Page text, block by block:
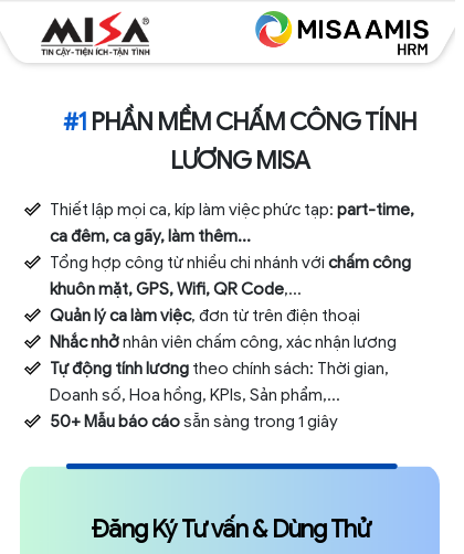
Thiết lập mọi ca, kíp làm việc phức tạp: part-time,
ca đêm, ca gãy, làm thêm...
Tổng hợp công từ nhiều chi nhánh với chấm công
khuôn mặt, GPS, Wifi, QR Code,...
Quản lý ca làm việc, đơn từ trên điện thoại
Nhắc nhởnhân viên chấm công, xác nhận lương
Tự động tính lương theo chính sách: Thời gian,
Doanh số, Hoa hồng, KPIs, Sản phẩm,...
50+ Mẫu báo cáosẵn sàng trong 1 giây
Đăng Ký Tư vấn & Dùng Thử
#1 PHẦN MỀM CHẤM CÔNG TÍNH
LƯƠNG MISA